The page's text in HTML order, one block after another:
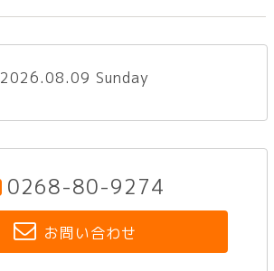
2026.08.09 Sunday
0268-80-9274
お問い合わせ